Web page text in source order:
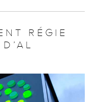
RÉGIE